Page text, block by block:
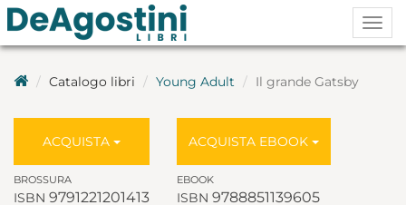
Catalogo libri Young Adult Il grande Gatsby
ACQUISTA
BROSSURA
ISBN 9791221201413
ACQUISTA EBOOK
EBOOK
ISBN 9788851139605